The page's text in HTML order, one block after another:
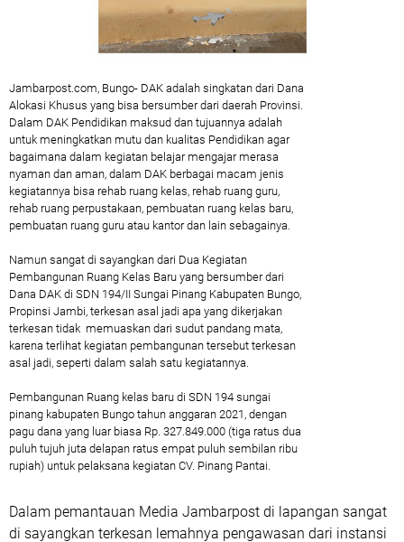
Jambarpost.com, Bungo- DAK adalah singkatan dari Dana
Alokasi Khusus yang bisa bersumber dari daerah Provinsi.
Dalam DAK Pendidikan maksud dan tujuannya adalah
untuk meningkatkan mutu dan kualitas Pendidikan agar
bagaimana dalam kegiatan belajar mengajar merasa
nyaman dan aman, dalam DAK berbagai macam jenis
kegiatannya bisa rehab ruang kelas, rehab ruang guru,
rehab ruang perpustakaan, pembuatan ruang kelas baru,
pembuatan ruang guru atau kantor dan lain sebagainya.
Namun sangat di sayangkan dari Dua Kegiatan
Pembangunan Ruang Kelas Baru yang bersumber dari
Dana DAK di SDN 194/II Sungai Pinang Kabupaten Bungo,
Propinsi Jambi, terkesan asal jadi apa yang dikerjakan
terkesan tidak memuaskan dari sudut pandang mata,
karena terlihat kegiatan pembangunan tersebut terkesan
asal jadi, seperti dalam salah satu kegiatannya.
Pembangunan Ruang kelas baru di SDN 194 sungai
pinang kabupaten Bungo tahun anggaran 2021, dengan
pagu dana yang luar biasa Rp. 327.849.000 (tiga ratus dua
puluh tujuh juta delapan ratus empat puluh sembilan ribu
rupiah) untuk pelaksana kegiatan CV. Pinang Pantai.
Dalam pemantauan Media Jambarpost di lapangan sangat
di sayangkan terkesan lemahnya pengawasan dari instansi